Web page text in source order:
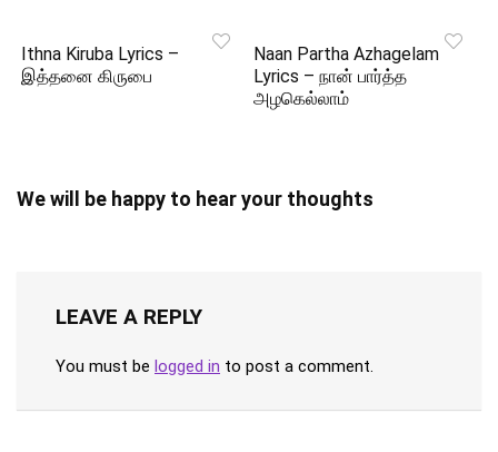
Ithna Kiruba Lyrics –
இத்தனை கிருபை
Naan Partha Azhagelam
Lyrics – நான் பார்த்த
அழகெல்லாம்
We will be happy to hear your thoughts
LEAVE A REPLY
You must be logged in to post a comment.